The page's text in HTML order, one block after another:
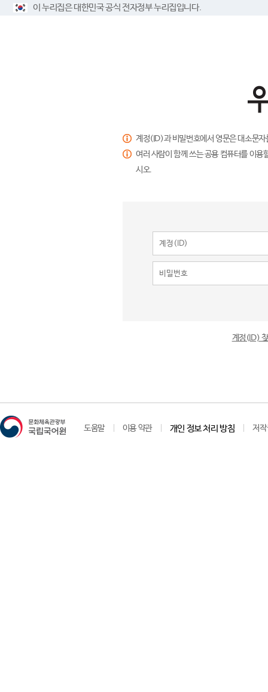
이 누리집은 대한민국 공식 전자정부 누리집입니다.
계정(ID)과 비밀번호에서 영문은 대소문
여러 사람이 함께 쓰는 공용 컴퓨터를 이
시오.
계정(ID)
도움말 이용 약관 개인 정보 처리 방침 저